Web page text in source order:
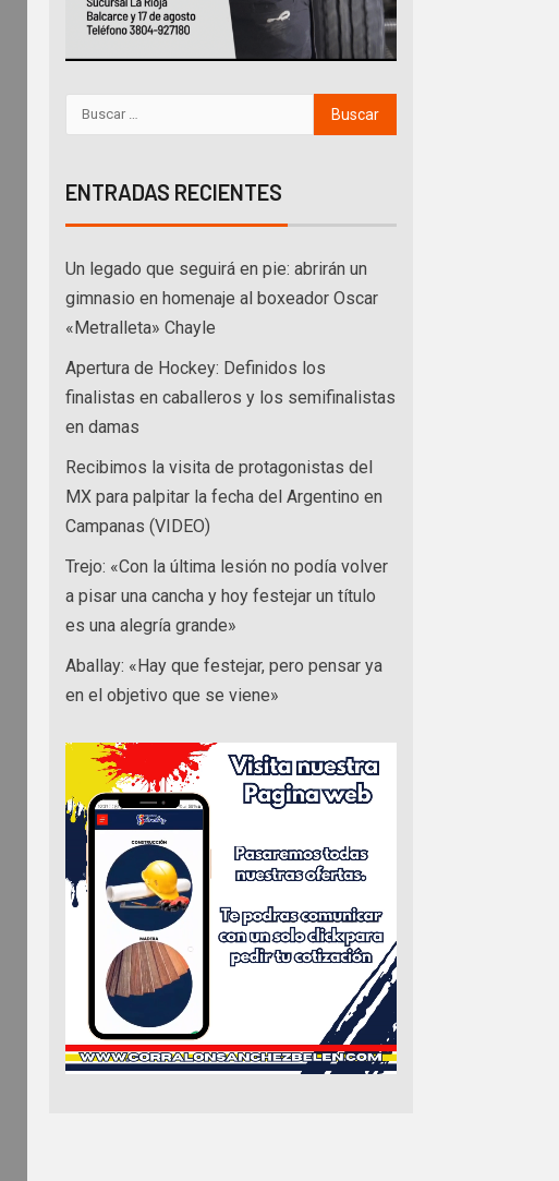
ENTRADAS RECIENTES
Un legado que seguirá en pie: abrirán un
gimnasio en homenaje al boxeador Oscar
«Metralleta» Chayle
Apertura de Hockey: Definidos los
finalistas en caballeros y los semifinalistas
en damas
Recibimos la visita de protagonistas del
MX para palpitar la fecha del Argentino en
Campanas (VIDEO)
Trejo: «Con la última lesión no podía volver
a pisar una cancha y hoy festejar un título
es una alegría grande»
Aballay: «Hay que festejar, pero pensar ya
en el objetivo que se viene»